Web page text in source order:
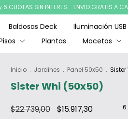
SIN INTERES - ENVIO GRATIS A CABA A
Baldosas Deck
Iluminación USB
Plantas Macetas
Inicio . Jardines . Panel 50x50 .
Sister Whi (50x50)
$22.739,00 $15.917,30 6